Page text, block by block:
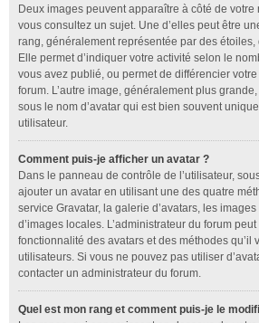
Deux images peuvent apparaître à côté de votre
vous consultez un sujet. Une d’elles peut être
rang, généralement représentée par des
Elle permet d’indiquer votre activité selon le
vous avez publié, ou permet de différencier
forum. L’autre image, généralement plus
sous le nom d’avatar qui est bien souvent
utilisateur.
Comment puis-je afficher un avatar ?
Dans le panneau de contrôle de l’utilisateur,
ajouter un avatar en utilisant une des quatre
service Gravatar, la galerie d’avatars, les
d’images locales. L’administrateur du forum
fonctionnalité des avatars et des méthodes qu’il
utilisateurs. Si vous ne pouvez pas utiliser
contacter un administrateur du forum.
Quel est mon rang et comment puis-je le